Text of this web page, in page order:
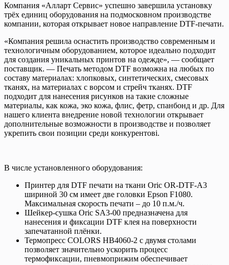
Компания «Алларт Сервис» успешно завершила установку
трёх единиц оборудования на подмосковном производстве
компании, которая открывает новое направление DTF-печати.
«Компания решила оснастить производство современным и
технологичным оборудованием, которое идеально подходит
для создания уникальных принтов на одежде», — сообщает
поставщик. — Печать методом DTF возможна на любых по
составу материалах: хлопковых, синтетических, смесовых
тканях, на материалах с ворсом и стрейч тканях. DTF
подходит для нанесения рисунков на такие сложные
материалы, как кожа, эко кожа, флис, фетр, спанбонд и др. Для
нашего клиента внедрение новой технологии открывает
дополнительные возможности в производстве и позволяет
укрепить свои позиции среди конкурентовi.
В числе установленного оборудования:
Принтер для DTF печати на ткани Oric OR-DTF-A3
шириной 30 см имеет две головки Epson F1080.
Максимальная скорость печати – до 10 п.м./ч.
Шейкер-сушка Oric SA3-00 предназначена для
нанесения и фиксации DTF клея на поверхности
запечатанной плёнки.
Термопресс COLORS HB4060-2 с двумя столами
позволяет значительно ускорить процесс
термофиксации, пневмоприжим обеспечивает